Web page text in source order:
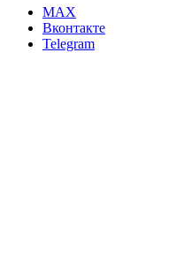
MAX
Вконтакте
Telegram